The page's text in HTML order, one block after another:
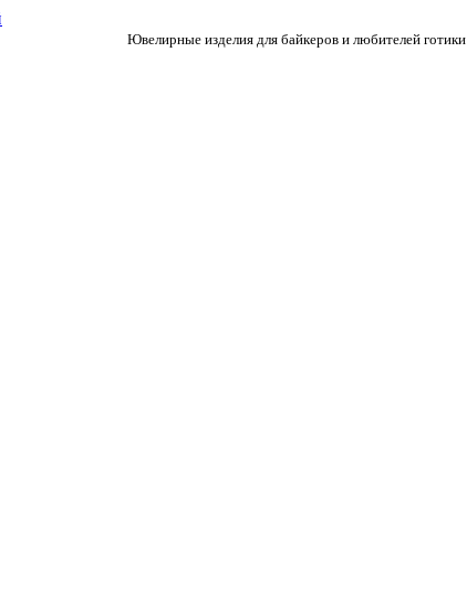
Ювелирные изделия для байкеров и любителей готики